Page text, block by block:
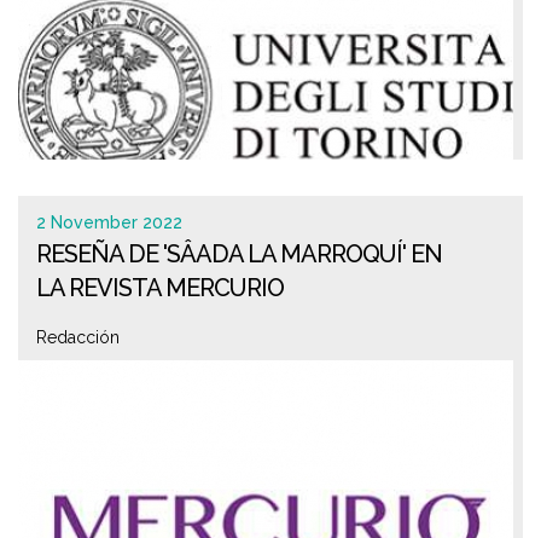
2 November 2022
RESEÑA DE 'SÂADA LA MARROQUÍ' EN
LA REVISTA MERCURIO
Redacción